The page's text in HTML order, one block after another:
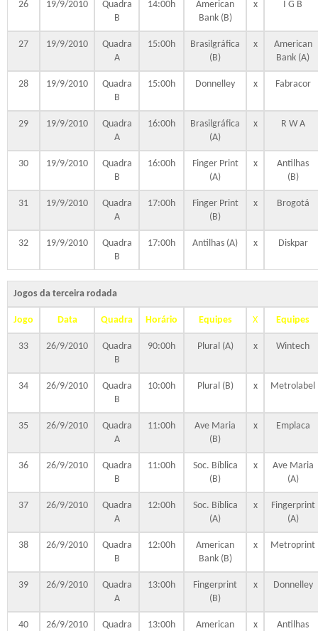
26 19/9/2010
Quadra
B
14:00h
American
Bank (B)
x I G B
27 19/9/2010
Quadra
A
15:00h
Brasilgráfica
(B)
x
American
Bank (A)
28 19/9/2010
Quadra
B
15:00h Donnelley x Fabracor
29 19/9/2010
Quadra
A
16:00h
Brasilgráfica
(A)
x R W A
30 19/9/2010
Quadra
B
16:00h
Finger Print
(A)
x
Antilhas
(B)
31 19/9/2010
Quadra
A
17:00h
Finger Print
(B)
x Brogotá
32 19/9/2010
Quadra
B
17:00h Antilhas (A) x Diskpar
Jogos da terceira rodada
Jogo Data Quadra Horário Equipes X Equipes
33 26/9/2010
Quadra
B
90:00h Plural (A) x Wintech
34 26/9/2010
Quadra
B
10:00h Plural (B) x Metrolabel
35 26/9/2010
Quadra
A
11:00h
Ave Maria
(B)
x Emplaca
36 26/9/2010
Quadra
B
11:00h
Soc. Bíblica
(B)
x
Ave Maria
(A)
37 26/9/2010
Quadra
A
12:00h
Soc. Bíblica
(A)
x
Fingerprint
(A)
38 26/9/2010
Quadra
B
12:00h
American
Bank (B)
x Metroprint
39 26/9/2010
Quadra
A
13:00h
Fingerprint
(B)
x Donnelley
40 26/9/2010
Quadra
13:00h
American
x
Antilhas